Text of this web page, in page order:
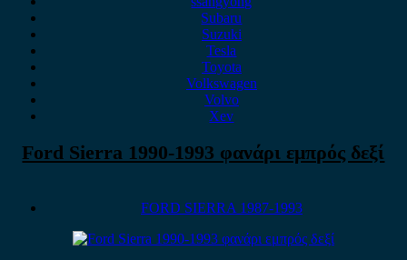
Subaru
Suzuki
Tesla
Toyota
Volkswagen
Volvo
Xev
Ford Sierra 1990-1993 φανάρι εμπρός δεξί
FORD SIERRA 1987-1993